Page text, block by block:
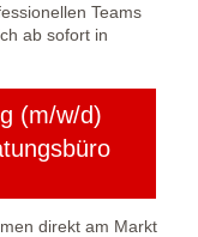
Teams
ab sofort in
(m/w/d)
direkt am Markt